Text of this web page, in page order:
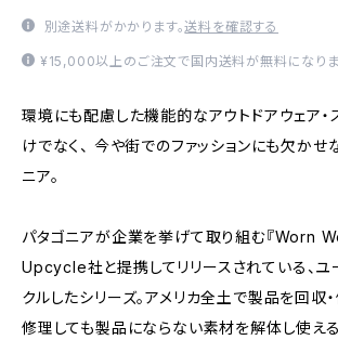
別途送料がかかります。送料を確認する
¥15,000以上のご注文で国内送料が無料になりま
環境にも配慮した機能的なアウトドアウェア・
けでなく、 今や街でのファッションにも欠かせ
ニア。
パタゴニアが企業を挙げて取り組む『Worn
Upcycle社と提携してリリースされている、ユ
クルしたシリーズ。アメリカ全土で製品を回収
修理しても製品にならない素材を解体し使え